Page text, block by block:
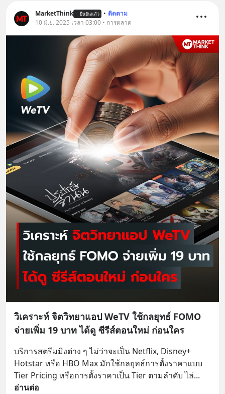
MarketThink ยืนยันแล้ว • ติดตาม
10 มิ.ย. 2025 เวลา 03:00 • การตลาด
วิเคราะห์ จิตวิทยาแอป WeTV ใช้กลยุทธ์ FOMO
จ่ายเพิ่ม 19 บาท ได้ดู ซีรีส์ตอนใหม่ ก่อนใคร
บริการสตรีมมิงต่าง ๆ ไม่ว่าจะเป็น Netflix, Disney+
Hotstar หรือ HBO Max มักใช้กลยุทธ์การตั้งราคาแบบ
Tier Pricing หรือการตั้งราคาเป็น Tier ตามลำดับ ไล่
อ่านต่อ